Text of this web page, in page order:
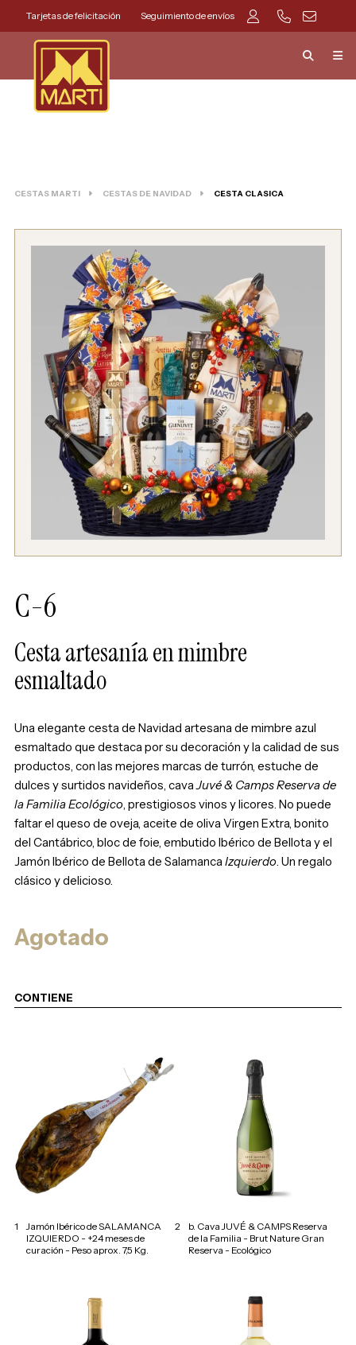
Tarjetas de felicitación Seguimiento de envíos
CESTAS MARTI CESTAS DE NAVIDAD CESTA CLASICA
C-6
Cesta artesanía en mimbre
esmaltado
Una elegante cesta de Navidad artesana de mimbre azul
esmaltado que destaca por su decoración y la calidad de sus
productos, con las mejores marcas de turrón, estuche de
dulces y surtidos navideños, cavaJuvé & Camps Reserva de
la Familia Ecológico, prestigiosos vinos y licores. No puede
faltar el queso de oveja, aceite de oliva Virgen Extra, bonito
del Cantábrico, bloc de foie, embutido Ibérico de Bellota y el
Jamón Ibérico de Bellota de Salamanca Izquierdo. Un regalo
clásico y delicioso.
Agotado
CONTIENE
1
Jamón Ibérico de SALAMANCA
IZQUIERDO - +24 meses de
curación - Peso aprox. 7,5 Kg.
2
b. Cava JUVÉ & CAMPS Reserva
de la Familia - Brut Nature Gran
Reserva - Ecológico